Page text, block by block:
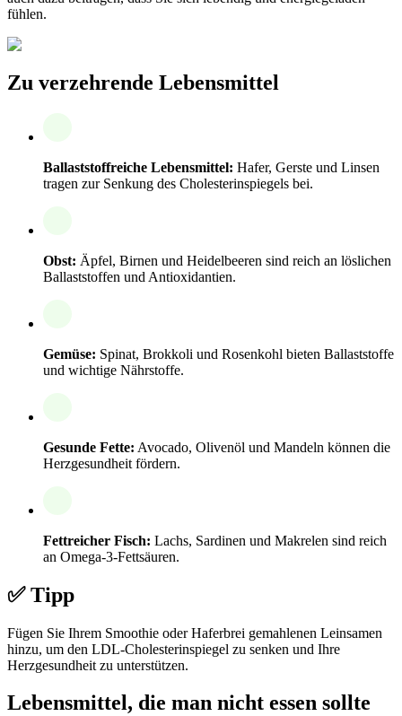
fühlen.
Zu verzehrende Lebensmittel
Ballaststoffreiche Lebensmittel: Hafer, Gerste und Linsen
tragen zur Senkung des Cholesterinspiegels bei.
Obst: Äpfel, Birnen und Heidelbeeren sind reich an löslichen
Ballaststoffen und Antioxidantien.
Gemüse: Spinat, Brokkoli und Rosenkohl bieten Ballaststoffe
und wichtige Nährstoffe.
Gesunde Fette: Avocado, Olivenöl und Mandeln können die
Herzgesundheit fördern.
Fettreicher Fisch: Lachs, Sardinen und Makrelen sind reich
an Omega-3-Fettsäuren.
✅ Tipp
Fügen Sie Ihrem Smoothie oder Haferbrei gemahlenen Leinsamen
hinzu, um den LDL-Cholesterinspiegel zu senken und Ihre
Herzgesundheit zu unterstützen.
Lebensmittel, die man nicht essen sollte